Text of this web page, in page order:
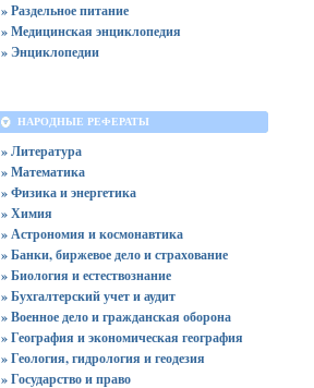
» Раздельное питание
» Медицинская энциклопедия
» Энциклопедии
НАРОДНЫЕ РЕФЕРАТЫ
» Литература
» Математика
» Физика и энергетика
» Химия
» Астрономия и космонавтика
» Банки, биржевое дело и страхование
» Биология и естествознание
» Бухгалтерский учет и аудит
» Военное дело и гражданская оборона
» География и экономическая география
» Геология, гидрология и геодезия
» Государство и право